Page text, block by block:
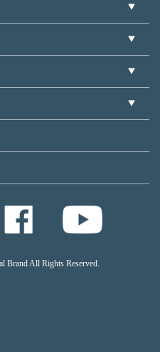
Brand All Rights Reserved.